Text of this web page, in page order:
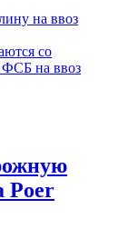
на ввоз
со
ФСБ на ввоз
Poer